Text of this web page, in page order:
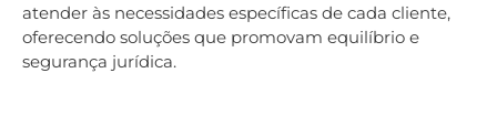
atender às necessidades específicas de cada cliente,
oferecendo soluções que promovam equilíbrio e
segurança jurídica.